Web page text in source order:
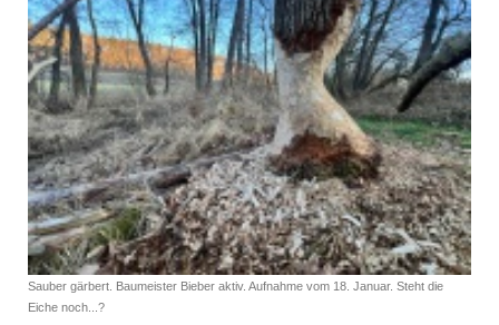
Sauber gärbert. Baumeister Bieber aktiv. Aufnahme vom 18. Januar. Steht die
Eiche noch...?